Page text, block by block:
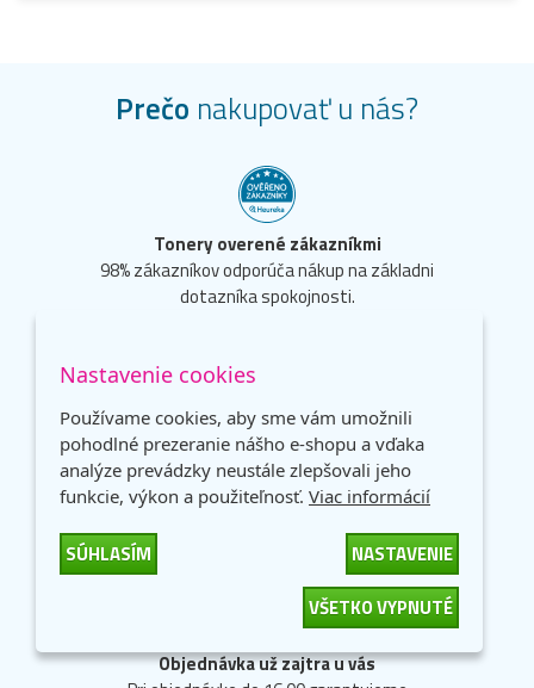
Prečo nakupovať u nás?
Tonery overené zákazníkmi
98% zákazníkov odporúča nákup na základni
dotazníka spokojnosti.
Dopravné ZADARMO.
Neplaťte drahým dopravcom!
Dopravné zadarmo od 59 €.
Objednávka už zajtra u vás
Nastavenie cookies
Používame cookies, aby sme vám umožnili
pohodlné prezeranie nášho e-shopu a vďaka
analýze prevádzky neustále zlepšovali jeho
funkcie, výkon a použiteľnosť. Viac informácií
SÚHLASÍM
NASTAVENIE
VŠETKO VYPNUTÉ